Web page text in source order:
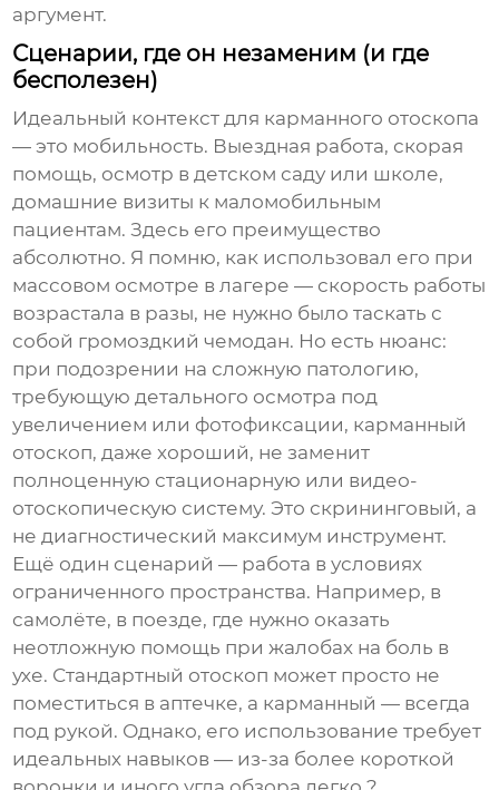
аргумент.
Сценарии, где он незаменим (и где
бесполезен)
Идеальный контекст для карманного отоскопа
— это мобильность. Выездная работа, скорая
помощь, осмотр в детском саду или школе,
домашние визиты к маломобильным
пациентам. Здесь его преимущество
абсолютно. Я помню, как использовал его при
массовом осмотре в лагере — скорость работы
возрастала в разы, не нужно было таскать с
собой громоздкий чемодан. Но есть нюанс:
при подозрении на сложную патологию,
требующую детального осмотра под
увеличением или фотофиксации, карманный
отоскоп, даже хороший, не заменит
полноценную стационарную или видео-
отоскопическую систему. Это скрининговый, а
не диагностический максимум инструмент.
Ещё один сценарий — работа в условиях
ограниченного пространства. Например, в
самолёте, в поезде, где нужно оказать
неотложную помощь при жалобах на боль в
ухе. Стандартный отоскоп может просто не
поместиться в аптечке, а карманный — всегда
под рукой. Однако, его использование требует
идеальных навыков — из-за более короткой